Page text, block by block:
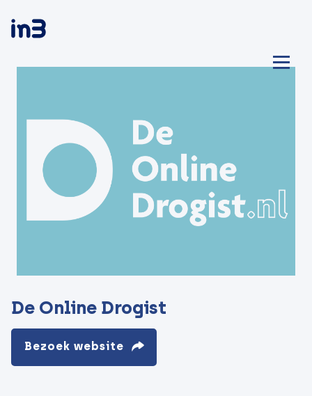
De Online Drogist
Bezoek website